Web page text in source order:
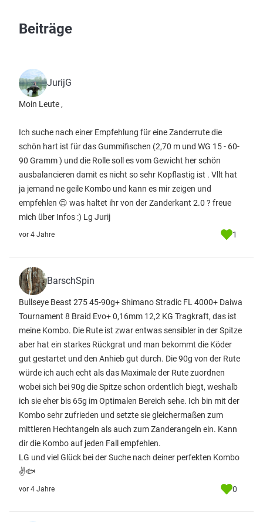
Beiträge
JurijG
Moin Leute ,
Ich suche nach einer Empfehlung für eine Zanderrute die
schön hart ist für das Gummifischen (2,70 m und WG 15 - 60-
90 Gramm ) und die Rolle soll es vom Gewicht her schön
ausbalancieren damit es nicht so sehr Kopflastig ist . Vllt hat
ja jemand ne geile Kombo und kann es mir zeigen und
empfehlen 😌 was haltet ihr von der Zanderkant 2.0 ? freue
mich über Infos :) Lg Jurij
vor 4 Jahre 1
BarschSpin
Bullseye Beast 275 45-90g+ Shimano Stradic FL 4000+ Daiwa
Tournament 8 Braid Evo+ 0,16mm 12,2 KG Tragkraft, das ist
meine Kombo. Die Rute ist zwar entwas sensibler in der Spitze
aber hat ein starkes Rückgrat und man bekommt die Köder
gut gestartet und den Anhieb gut durch. Die 90g von der Rute
würde ich auch echt als das Maximale der Rute zuordnen
wobei sich bei 90g die Spitze schon ordentlich biegt, weshalb
ich sie eher bis 65g im Optimalen Bereich sehe. Ich bin mit der
Kombo sehr zufrieden und setzte sie gleichermaßen zum
mittleren Hechtangeln als auch zum Zanderangeln ein. Kann
dir die Kombo auf jeden Fall empfehlen.
LG und viel Glück bei der Suche nach deiner perfekten Kombo
✌🐟
vor 4 Jahre 0